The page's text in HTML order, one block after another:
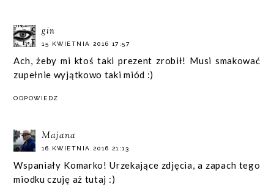
gin
15 KWIETNIA 2016 17:57
Ach, żeby mi ktoś taki prezent zrobił! Musi smakować
zupełnie wyjątkowo taki miód :)
ODPOWIEDZ
Majana
16 KWIETNIA 2016 21:13
Wspaniały Komarko! Urzekające zdjęcia, a zapach tego
miodku czuję aż tutaj :)